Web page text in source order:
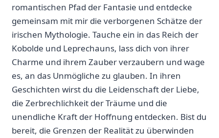
romantischen Pfad der Fantasie‌ und entdecke⁣
gemeinsam ‌mit mir‍ die‌ verborgenen Schätze der
irischen Mythologie. Tauche ein in⁢ das Reich ‌der
Kobolde und Leprechauns, lass dich von ihrer
Charme und ihrem Zauber verzaubern und⁤ wage
⁤es, an ⁤das ⁣Unmögliche zu glauben. In ihren
Geschichten⁢ wirst du die Leidenschaft ⁤der Liebe,
die Zerbrechlichkeit der Träume und ‌die
unendliche Kraft der Hoffnung entdecken.‍ Bist⁤ du
bereit, die Grenzen der Realität zu überwinden